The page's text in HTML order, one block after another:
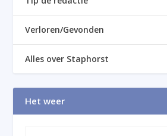
Verloren/Gevonden
Alles over Staphorst
Het weer